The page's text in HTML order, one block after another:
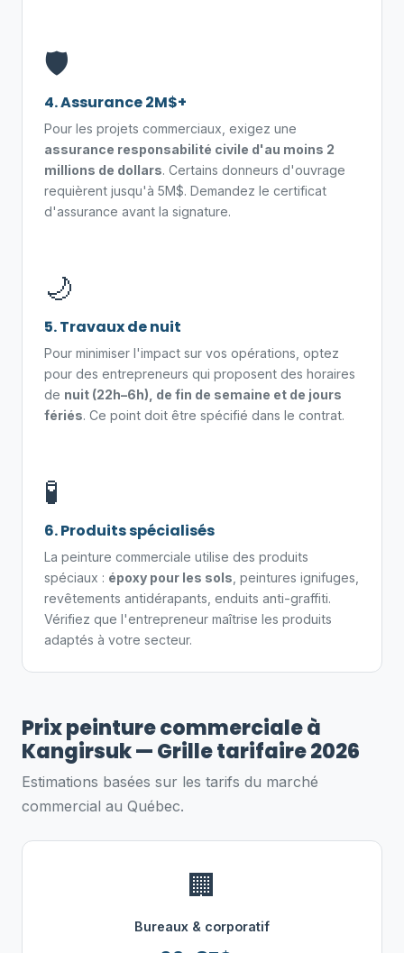
🛡️
4. Assurance 2M$+
Pour les projets commerciaux, exigez une
assurance responsabilité civile d'au moins 2
millions de dollars. Certains donneurs d'ouvrage
requièrent jusqu'à 5M$. Demandez le certificat
d'assurance avant la signature.
🌙
5. Travaux de nuit
Pour minimiser l'impact sur vos opérations, optez
pour des entrepreneurs qui proposent des horaires
de nuit (22h–6h), de fin de semaine et de jours
fériés. Ce point doit être spécifié dans le contrat.
🧪
6. Produits spécialisés
La peinture commerciale utilise des produits
spéciaux : époxy pour les sols , peintures ignifuges,
revêtements antidérapants, enduits anti-graffiti.
Vérifiez que l'entrepreneur maîtrise les produits
adaptés à votre secteur.
Prix peinture commerciale à
Kangirsuk — Grille tarifaire 2026
Estimations basées sur les tarifs du marché
commercial au Québec.
🏢
Bureaux & corporatif